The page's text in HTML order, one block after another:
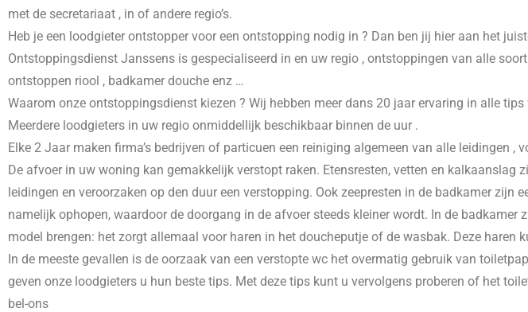
met de secretariaat , in of andere regio’s.
Heb je een loodgieter ontstopper voor een ontstopping nodig in ? Dan ben jij hier aan het
Ontstoppingsdienst Janssens is gespecialiseerd in en uw regio , ontstoppingen van alle
ontstoppen riool , badkamer douche enz …
Waarom onze ontstoppingsdienst kiezen ? Wij hebben meer dans 20 jaar ervaring in alle tips
Meerdere loodgieters in uw regio onmiddellijk beschikbaar binnen de uur .
Elke 2 Jaar maken firma’s bedrijven of particuen een reiniging algemeen van alle leidingen
De afvoer in uw woning kan gemakkelijk verstopt raken. Etensresten, vetten en kalkaanslag
leidingen en veroorzaken op den duur een verstopping. Ook zeepresten in de badkamer zijn
namelijk ophopen, waardoor de doorgang in de afvoer steeds kleiner wordt. In de badkamer
model brengen: het zorgt allemaal voor haren in het doucheputje of de wasbak. Deze
In de meeste gevallen is de oorzaak van een verstopte wc het overmatig gebruik van
geven onze loodgieters u hun beste tips. Met deze tips kunt u vervolgens proberen of het
bel-ons